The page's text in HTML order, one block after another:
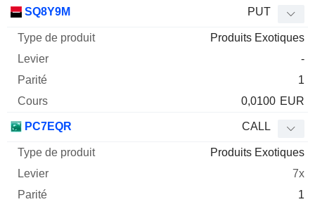
SQ8Y9M PUT
Produits Exotiques
-
1
0,0100 EUR
PC7EQR CALL
Produits Exotiques
7x
1